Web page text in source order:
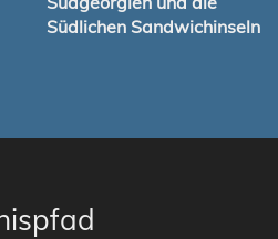
Südlichen Sandwichinseln